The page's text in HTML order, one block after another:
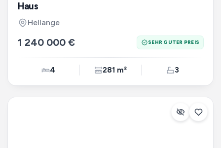
Haus
Hellange
1 240 000 € SEHR GUTER PREIS
4 281 m² 3